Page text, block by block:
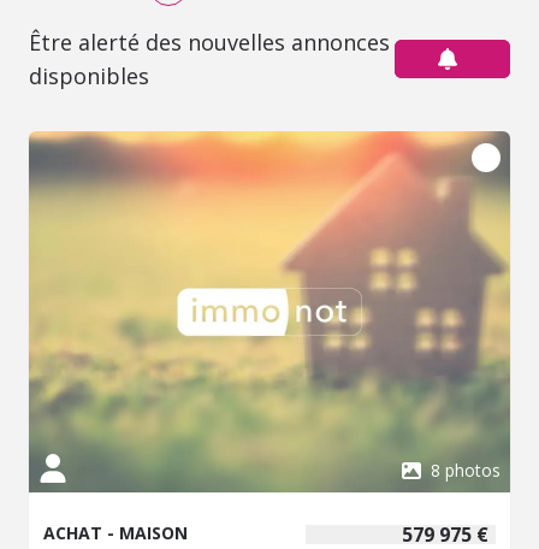
Être alerté des nouvelles annonces
disponibles
8 photos
579 975 €
ACHAT - MAISON